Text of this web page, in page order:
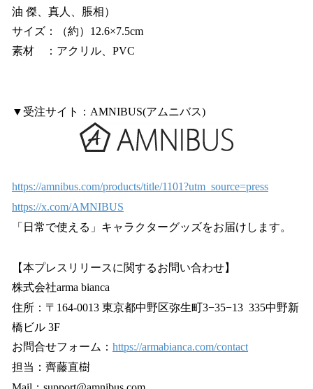
油 傑、真人、脹相）
サイズ：（約）12.6×7.5cm
素材 ：アクリル、PVC
▼受注サイト：AMNIBUS(アムニバス)
https://amnibus.com/products/title/1101?utm_source=press
https://x.com/AMNIBUS
「日常で使える」キャラクターグッズをお届けします。
【本プレスリリースに関するお問い合わせ】
株式会社arma bianca
住所：〒164-0013 東京都中野区弥生町3−35−13 335中野新
橋ビル 3F
お問合せフォーム： https://armabianca.com/contact
担当：齊藤直樹